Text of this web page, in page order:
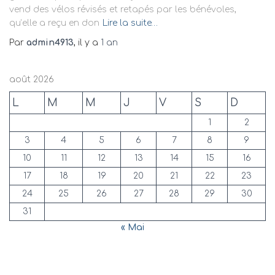
vend des vélos révisés et retapés par les bénévoles,
qu’elle a reçu en don Lire la suite…
Par admin4913, il y a 1 an
août 2026
L M M J V S D
1
2
3
4 5 6 7 8
9
10
11 12 13 14 15
16
17
18 19 20 21 22
23
24
25 26 27 28 29
30
31
« Mai